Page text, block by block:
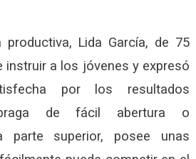
Lida García, de 75
instruir a los jóvenes y expresó
por los resultados
de fácil abertura o
parte superior, posee unas